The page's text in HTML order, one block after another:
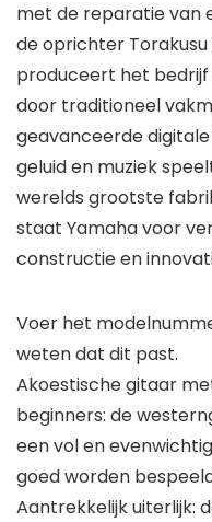
met de reparatie van
de oprichter Torakusu
produceert het
door traditioneel
geavanceerde
geluid en muziek
werelds grootste
staat Yamaha voor
constructie en
Voer het
weten dat dit past.
Akoestische gitaar
beginners: de
een vol en
goed worden
Aantrekkelijk uiterlijk: